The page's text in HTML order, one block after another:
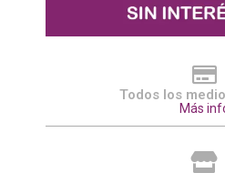
Todos los
Más